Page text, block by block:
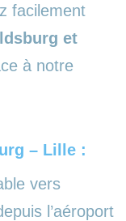
facilement
et
à notre
– Lille :
vers
l’aéroport